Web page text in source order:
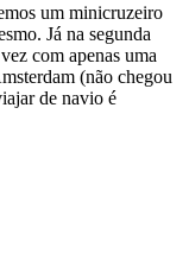
um minicruzeiro
Já na segunda
com apenas uma
(não chegou
de navio é